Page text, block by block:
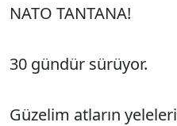
NATO TANTANA!
30 gündür sürüyor.
Güzelim atların